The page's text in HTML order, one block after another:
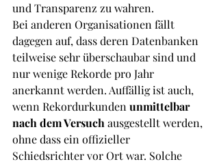
und Transparenz zu wahren.
Bei anderen Organisationen fällt
dagegen auf, dass deren Datenbanken
teilweise sehr überschaubar sind und
nur wenige Rekorde pro Jahr
anerkannt werden. Auffällig ist auch,
wenn Rekordurkunden unmittelbar
nach dem Versuch ausgestellt werden,
ohne dass ein offizieller
Schiedsrichter vor Ort war. Solche